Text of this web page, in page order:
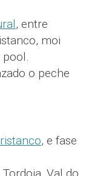
, entre
moi
pool.
o peche
, e fase